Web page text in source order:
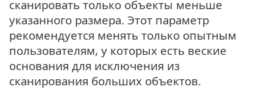
сканировать только объекты меньше
указанного размера. Этот параметр
рекомендуется менять только опытным
пользователям, у которых есть веские
основания для исключения из
сканирования больших объектов.